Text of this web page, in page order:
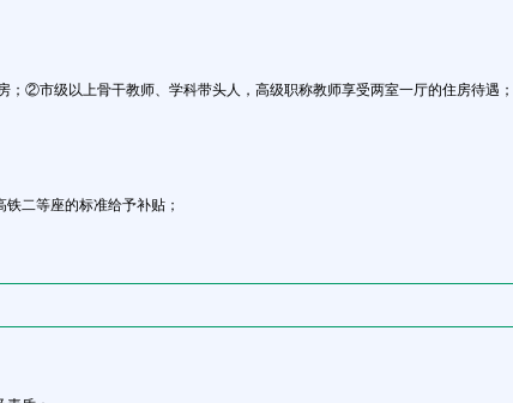
②市级以上骨干教师、学科带头人，高级职称教师享受两室一厅的住房待遇；
二等座的标准给予补贴；